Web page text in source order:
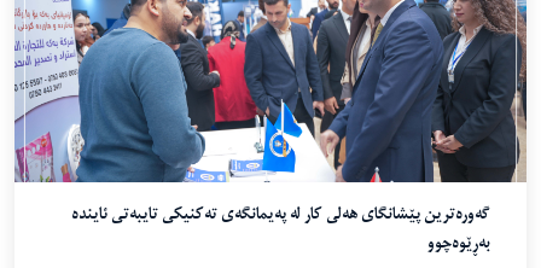
گەورەترین پێشانگای هەلی کار لە پەیمانگەی تەکنیکی تایبەتی ئایندە
بەڕێوەچوو